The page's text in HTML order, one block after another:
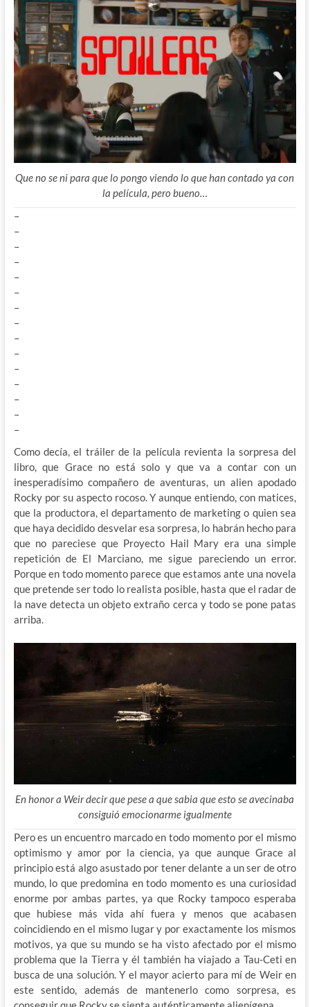
Que no se ni para que lo pongo viendo lo que han contado ya con
la película, pero bueno…
–
–
–
–
–
–
–
–
–
–
–
–
–
–
–
Como decía, el tráiler de la película revienta la sorpresa del
libro, que Grace no está solo y que va a contar con un
inesperadísimo compañero de aventuras, un alien apodado
Rocky por su aspecto rocoso. Y aunque entiendo, con matices,
que la productora, el departamento de marketing o quien sea
que haya decidido desvelar esa sorpresa, lo habrán hecho para
que no pareciese que Proyecto Hail Mary era una simple
repetición de El Marciano, me sigue pareciendo un error.
Porque en todo momento parece que estamos ante una novela
que pretende ser todo lo realista posible, hasta que el radar de
la nave detecta un objeto extraño cerca y todo se pone patas
arriba.
En honor a Weir decir que pese a que sabia que esto se avecinaba
consiguió emocionarme igualmente
Pero es un encuentro marcado en todo momento por el mismo
optimismo y amor por la ciencia, ya que aunque Grace al
principio está algo asustado por tener delante a un ser de otro
mundo, lo que predomina en todo momento es una curiosidad
enorme por ambas partes, ya que Rocky tampoco esperaba
que hubiese más vida ahí fuera y menos que acabasen
coincidiendo en el mismo lugar y por exactamente los mismos
motivos, ya que su mundo se ha visto afectado por el mismo
problema que la Tierra y él también ha viajado a Tau-Ceti en
busca de una solución. Y el mayor acierto para mí de Weir en
este sentido, además de mantenerlo como sorpresa, es